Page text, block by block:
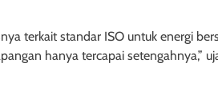
terkait standar ISO untuk energi
hanya tercapai setengahnya,”